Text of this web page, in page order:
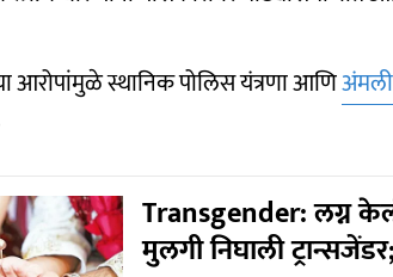
आरोपांमुळे स्थानिक पोलिस यंत्रणा आणिअंमली
Transgender: लग्न
मुलगी निघाली